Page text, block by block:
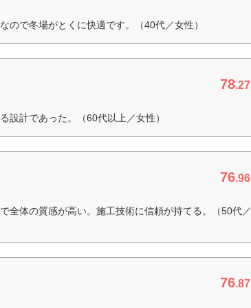
ので冬場がとくに快適です。（40代／女性）
78.27
設計であった。（60代以上／女性）
76.96
全体の質感が高い。施工技術に信頼が持てる。（50代／
76.87